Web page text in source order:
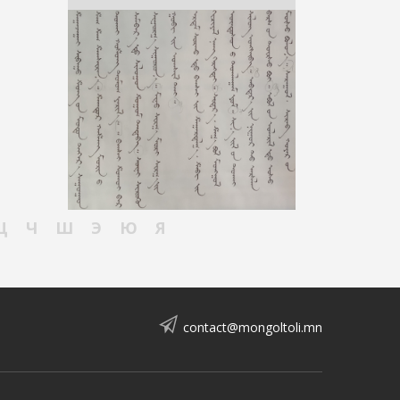
Ч Ш Э Ю Я
contact@mongoltoli.mn